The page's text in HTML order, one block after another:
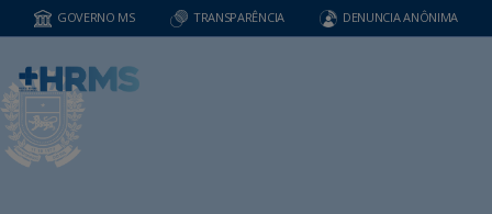
GOVERNO MS TRANSPARÊNCIA DENUNCIA ANÔNIMA